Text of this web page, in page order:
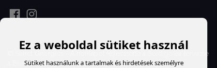
és tervezte
Bold Branding Studio
Ez a weboldal sütiket használ
Sütiket használunk a tartalmak és hirdetések személyre